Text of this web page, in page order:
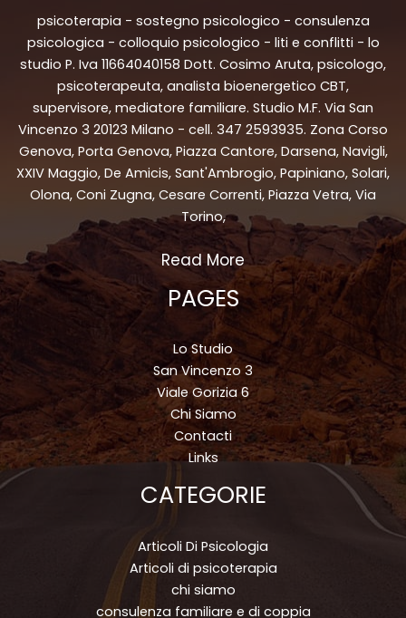
psicoterapia - sostegno psicologico - consulenza
psicologica - colloquio psicologico - liti e conflitti - lo
studio P. Iva 11664040158 Dott. Cosimo Aruta, psicologo,
psicoterapeuta, analista bioenergetico CBT,
supervisore, mediatore familiare. Studio M.F. Via San
Vincenzo 3 20123 Milano - cell. 347 2593935. Zona Corso
Genova, Porta Genova, Piazza Cantore, Darsena, Navigli,
XXIV Maggio, De Amicis, Sant'Ambrogio, Papiniano, Solari,
Olona, Coni Zugna, Cesare Correnti, Piazza Vetra, Via
Torino,
Read More
PAGES
Lo Studio
San Vincenzo 3
Viale Gorizia 6
Chi Siamo
Contacti
Links
CATEGORIE
Articoli Di Psicologia
Articoli di psicoterapia
chi siamo
consulenza familiare e di coppia